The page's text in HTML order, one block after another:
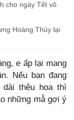
cho ngày Tết vô
Hoàng Thùy lại
e ấp lại mang
Nếu bạn đang
thêu hoa thì
những mẫ gợi ý